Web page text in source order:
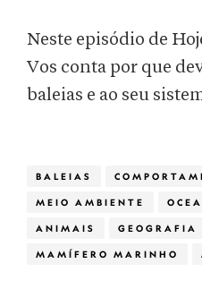
Neste episódio de
Vos conta por que
baleias e ao seu
BALEIAS
MEIO AMBIENTE
ANIMAIS GEOGRAFIA
MAMÍFERO MARINHO